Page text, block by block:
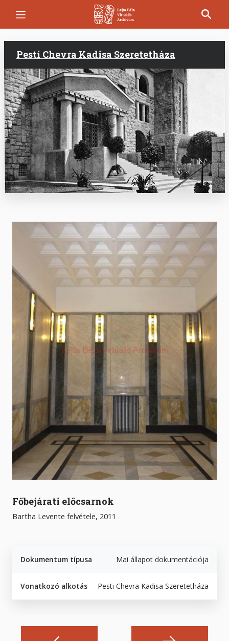
Pesti Chevra Kadisa Szeretetháza
Főbejárati előcsarnok
Bartha Levente felvétele, 2011
Dokumentum típusa Mai állapot dokumentációja
Vonatkozó alkotás Pesti Chevra Kadisa Szeretetháza